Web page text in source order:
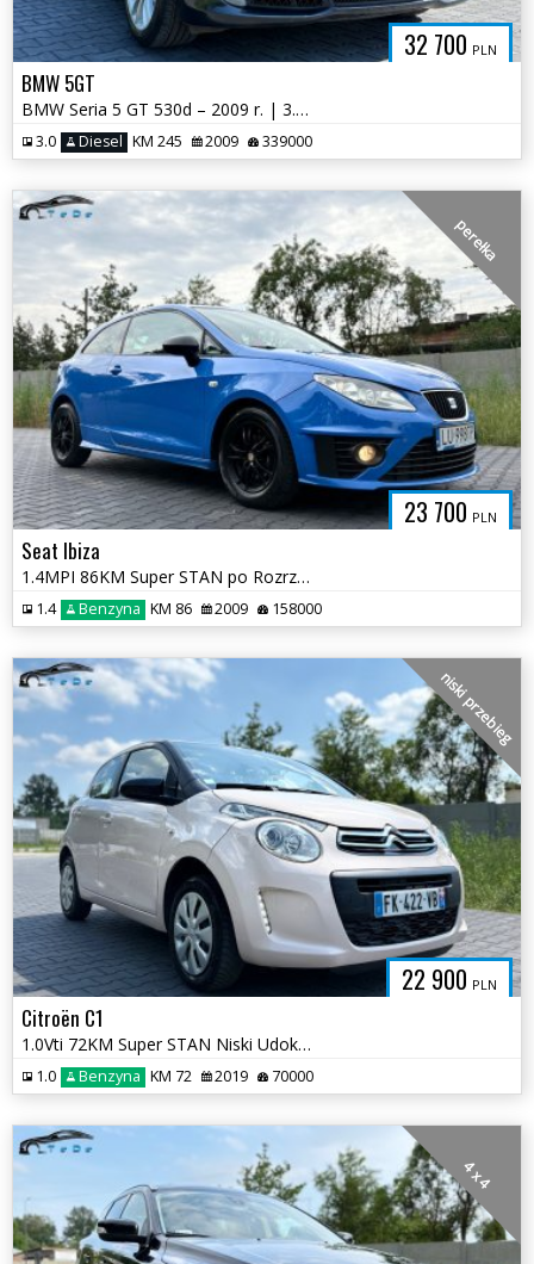
32 700 PLN
BMW 5GT
BMW Seria 5 GT 530d – 2009 r. | 3.0 Diesel 245 KM | Automat | Bogate w
3.0 Diesel KM 245 2009 339000
23 700 PLN
perełka
Seat Ibiza
1.4MPI 86KM Super STAN po Rozrządzie Oryginał pakiet CUPRA
1.4 Benzyna KM 86 2009 158000
22 900 PLN
niski przebieg
Citroën C1
1.0Vti 72KM Super STAN Niski Udok. Przebieg Serwis ASO Klima Tempomat
1.0 Benzyna KM 72 2019 70000
4 x 4